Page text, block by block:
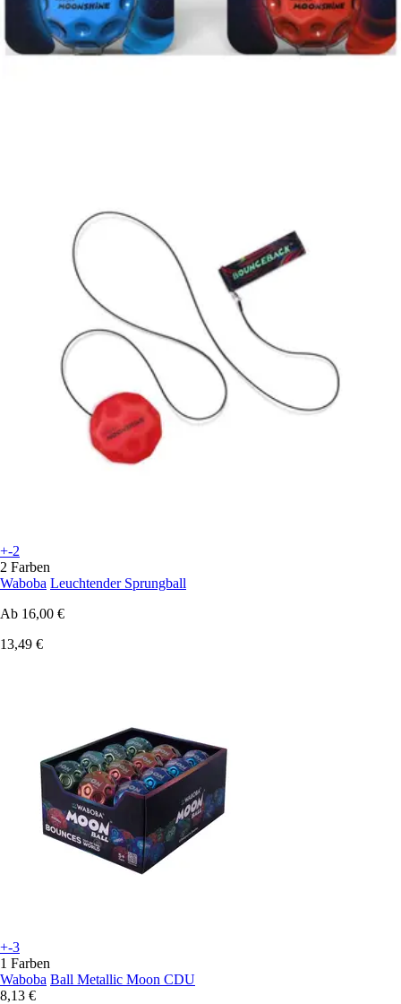
+-2
2 Farben
Waboba Leuchtender Sprungball
Ab 16,00 €
13,49 €
+-3
1 Farben
Waboba Ball Metallic Moon CDU
8,13 €